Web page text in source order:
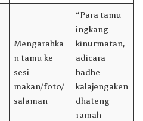
Mengarahka
n tamu ke
sesi
makan/foto/
salaman
“Para tamu
ingkang
kinurmatan,
adicara
badhe
kalajengaken
dhateng
ramah